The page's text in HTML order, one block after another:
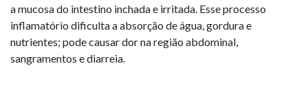
a mucosa do intestino inchada e irritada. Esse processo
inflamatório dificulta a absorção de água, gordura e
nutrientes; pode causar dor na região abdominal,
sangramentos e diarreia.